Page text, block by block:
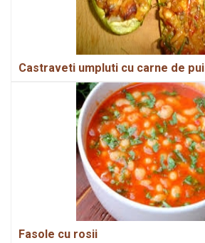
Castraveti umpluti cu carne de pui
Fasole cu rosii